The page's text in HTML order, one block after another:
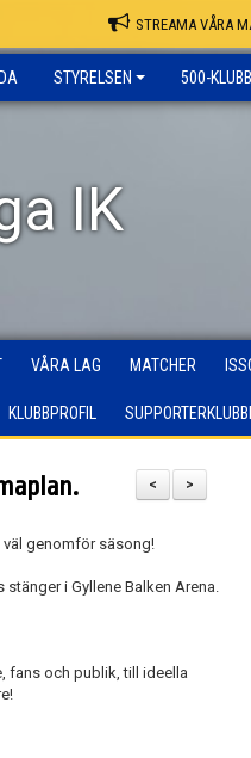
STREAMA VÅRA
STYRELSEN 500-
IK
VÅRA LAG MATCHER
KLUBBPROFIL
>
<
väl genomför säsong!
i Gyllene Balken Arena.
fans och publik, till ideella